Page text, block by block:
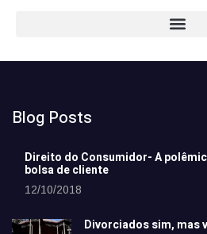
Blog Posts
Direito do Consumidor- A
bolsa de cliente
12/10/2018
Divorciados sim, mas